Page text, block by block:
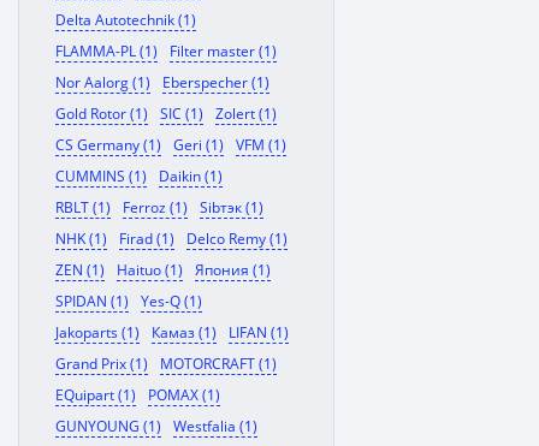
Delta Autotechnik (1)
FLAMMA-PL (1)
Filter master (1)
Nor Aalorg (1)
Eberspecher (1)
Gold Rotor (1)
SIC (1)
Zolert (1)
CS Germany (1)
Geri (1)
VFM (1)
CUMMINS (1)
Daikin (1)
RBLT (1)
Ferroz (1)
Sibтэк (1)
NHK (1)
Firad (1)
Delco Remy (1)
ZEN (1)
Haituo (1)
Япония (1)
SPIDAN (1)
Yes-Q (1)
Jakoparts (1)
Камаз (1)
LIFAN (1)
Grand Prix (1)
MOTORCRAFT (1)
EQuipart (1)
POMAX (1)
GUNYOUNG (1)
Westfalia (1)